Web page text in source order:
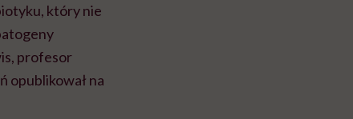
który nie
profesor
opublikował na